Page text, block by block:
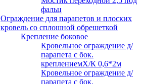
фальц
Ограждение для парапетов и плоских
кровель со сплошной обрешеткой
Крепление боковое
Кровельное ограждение д/
парапета с бок.
креплениемХ/К 0,6*2м
Кровельное ограждение д/
парапета с бок.